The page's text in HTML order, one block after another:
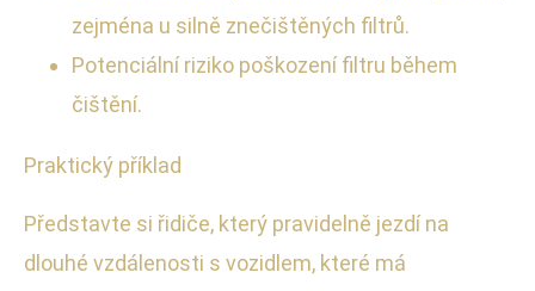
zejména u silně znečištěných filtrů.
Potenciální riziko poškození filtru během
čištění.
Praktický příklad
Představte si řidiče, který pravidelně jezdí na
dlouhé vzdálenosti s vozidlem, které má